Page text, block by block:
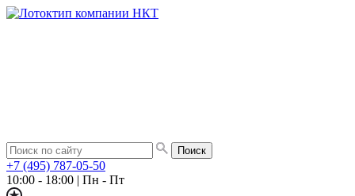
+7 (495) 787-05-50
10:00 - 18:00 | Пн - Пт